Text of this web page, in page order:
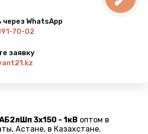
через WhatsApp
70-02
заявку
3х150 - 1кВ оптом в
Астане, в Казахстане.